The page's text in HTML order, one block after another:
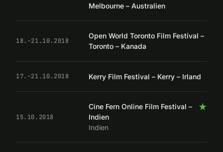
Melbourne – Australien
18.–21.10.2018
Open World Toronto Film Festival –
Toronto – Kanada
17.–21.10.2018 Kerry Film Festival – Kerry – Irland
15.10.2018
★
Cine Fern Online Film Festival –
Indien
Indien